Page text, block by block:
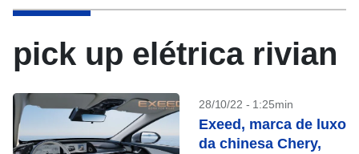
pick up elétrica rivian
28/10/22 - 1:25min
Exeed, marca de luxo
da chinesa Chery,